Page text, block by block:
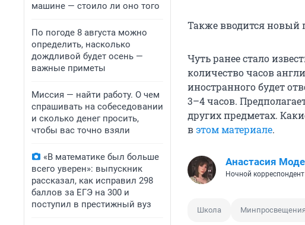
машине — стоило ли оно того
По погоде 8 августа можно
определить, насколько
дождливой будет осень —
важные приметы
Миссия — найти работу. О чем
спрашивать на собеседовании
и сколько денег просить,
чтобы вас точно взяли
«В математике был больше
всего уверен»: выпускник
рассказал, как исправил 298
баллов за ЕГЭ на 300 и
поступил в престижный вуз
Также вводится новый
Чуть ранее стало
количество часов
иностранного будет
3–4 часов.
других предметах.
вэтом материале.
Анастасия
Ночной корреспондент
Школа Минпросвещения